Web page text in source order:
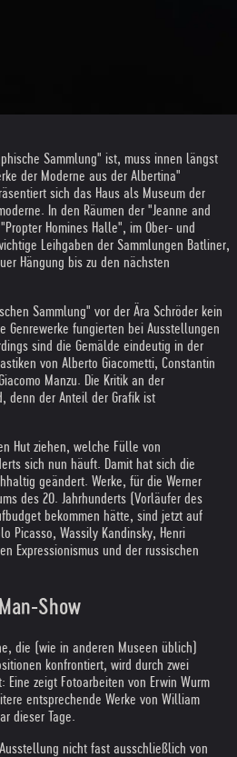
Sammlung" ist, muss innen längst
der Moderne aus der Albertina"
sich das Haus als Museum der
In den Räumen der "Jeanne and
Homines Halle", im Ober- und
Leihgaben der Sammlungen Batliner,
Hängung bis zu den nächsten
Sammlung" vor der Ära Schröder kein
Genrewerke fungierten bei Ausstellungen
sind die Gemälde eindeutig in der
von Alberto Giacometti, Constantin
Manzu. Die Kritik an der
denn der Anteil der Grafik ist
Hut ziehen, welche Fülle von
sich nun häuft. Damit hat sich die
geändert. Werke, für die Werner
des 20. Jahrhunderts (Vorläufer des
bekommen hätte, sind jetzt auf
Picasso, Wassily Kandinsky, Henri
Expressionismus und der russischen
Show
die (wie in anderen Museen üblich)
konfrontiert, wird durch zwei
Eine zeigt Fotoarbeiten von Erwin Wurm
entsprechende Werke von William
dieser Tage.
nicht fast ausschließlich von